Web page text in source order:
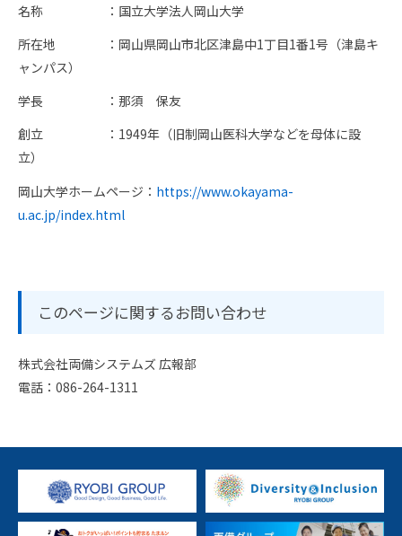
名称 ：国立大学法人岡山大学
所在地 ：岡山県岡山市北区津島中1丁目1番1号（津島キ
ャンパス）
学長 ：那須 保友
創立 ：1949年（旧制岡山医科大学などを母体に設
立）
岡山大学ホームページ： https://www.okayama-
u.ac.jp/index.html
このページに関するお問い合わせ
株式会社両備システムズ 広報部
電話：086-264-1311